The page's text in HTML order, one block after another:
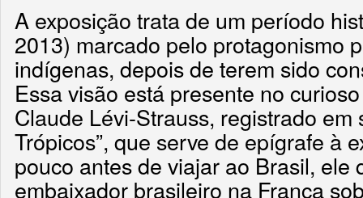
A exposição trata de um período
2013) marcado pelo protagonismo
indígenas, depois de terem sido
Essa visão está presente no
Claude Lévi-Strauss, registrado em
Trópicos”, que serve de epígrafe à
pouco antes de viajar ao Brasil, ele
embaixador brasileiro na França